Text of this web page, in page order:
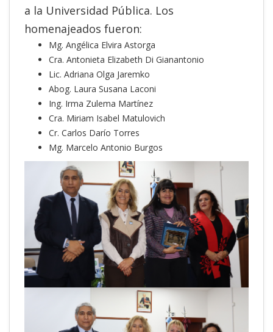
a la Universidad Pública. Los
homenajeados fueron:
Mg. Angélica Elvira Astorga
Cra. Antonieta Elizabeth Di Gianantonio
Lic. Adriana Olga Jaremko
Abog. Laura Susana Laconi
Ing. Irma Zulema Martínez
Cra. Miriam Isabel Matulovich
Cr. Carlos Darío Torres
Mg. Marcelo Antonio Burgos